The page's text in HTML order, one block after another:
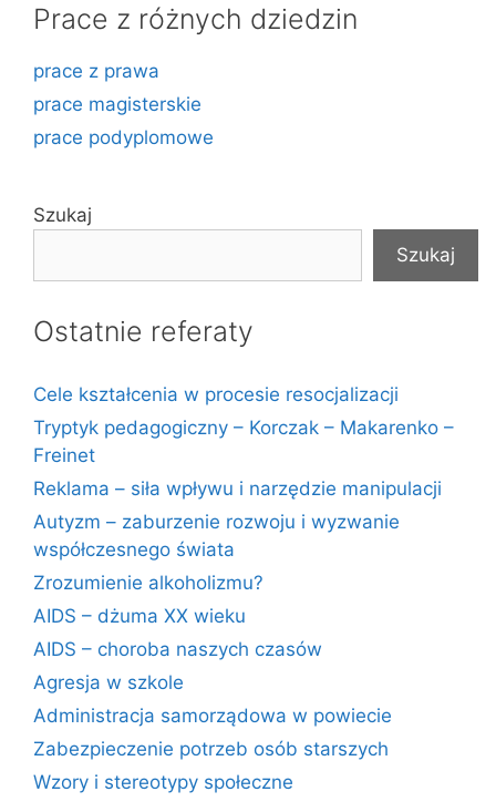
Prace z różnych dziedzin
prace z prawa
prace magisterskie
prace podyplomowe
Szukaj
Szukaj
Ostatnie referaty
Cele kształcenia w procesie resocjalizacji
Tryptyk pedagogiczny – Korczak – Makarenko –
Freinet
Reklama – siła wpływu i narzędzie manipulacji
Autyzm – zaburzenie rozwoju i wyzwanie
współczesnego świata
Zrozumienie alkoholizmu?
AIDS – dżuma XX wieku
AIDS – choroba naszych czasów
Agresja w szkole
Administracja samorządowa w powiecie
Zabezpieczenie potrzeb osób starszych
Wzory i stereotypy społeczne